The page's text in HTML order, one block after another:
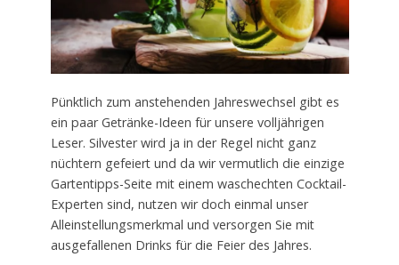
Pünktlich zum anstehenden Jahreswechsel gibt es
ein paar Getränke-Ideen für unsere volljährigen
Leser. Silvester wird ja in der Regel nicht ganz
nüchtern gefeiert und da wir vermutlich die einzige
Gartentipps-Seite mit einem waschechten Cocktail-
Experten sind, nutzen wir doch einmal unser
Alleinstellungsmerkmal und versorgen Sie mit
ausgefallenen Drinks für die Feier des Jahres.